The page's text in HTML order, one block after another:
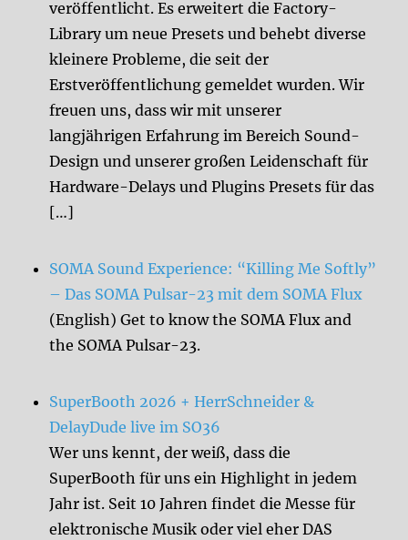
veröffentlicht. Es erweitert die Factory-
Library um neue Presets und behebt diverse
kleinere Probleme, die seit der
Erstveröffentlichung gemeldet wurden. Wir
freuen uns, dass wir mit unserer
langjährigen Erfahrung im Bereich Sound-
Design und unserer großen Leidenschaft für
Hardware-Delays und Plugins Presets für das
[…]
SOMA Sound Experience: “Killing Me Softly”
– Das SOMA Pulsar-23 mit dem SOMA Flux
(English) Get to know the SOMA Flux and
the SOMA Pulsar-23.
SuperBooth 2026 + HerrSchneider &
DelayDude live im SO36
Wer uns kennt, der weiß, dass die
SuperBooth für uns ein Highlight in jedem
Jahr ist. Seit 10 Jahren findet die Messe für
elektronische Musik oder viel eher DAS